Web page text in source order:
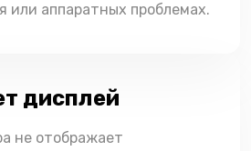
или аппаратных проблемах.
дисплей
не отображает